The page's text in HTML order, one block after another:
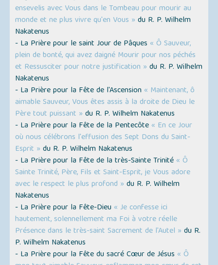
ensevelis avec Vous dans le Tombeau pour mourir au
monde et ne plus vivre qu'en Vous » du R. P. Wilhelm
Nakatenus
- La Prière pour le saint Jour de Pâques « Ô Sauveur,
plein de bonté, qui avez daigné Mourir pour nos péchés
et Ressusciter pour notre justification » du R. P. Wilhelm
Nakatenus
- La Prière pour la Fête de l'Ascension « Maintenant, ô
aimable Sauveur, Vous êtes assis à la droite de Dieu le
Père tout puissant » du R. P. Wilhelm Nakatenus
- La Prière pour la Fête de la Pentecôte « En ce Jour
où nous célébrons l'effusion des Sept Dons du Saint-
Esprit » du R. P. Wilhelm Nakatenus
- La Prière pour la Fête de la très-Sainte Trinité « Ô
Sainte Trinité, Père, Fils et Saint-Esprit, je Vous adore
avec le respect le plus profond » du R. P. Wilhelm
Nakatenus
- La Prière pour la Fête-Dieu « Je confesse ici
hautement, solennellement ma Foi à votre réelle
Présence dans le très-saint Sacrement de l'Autel » du R.
P. Wilhelm Nakatenus
- La Prière pour la Fête du sacré Cœur de Jésus « Ô